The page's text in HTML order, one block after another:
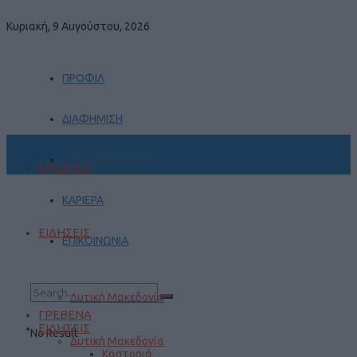
Κυριακή, 9 Αυγούστου, 2026
ΠΡΟΦΙΛ
ΔΙΑΦΗΜΙΣΗ
ΚΑΡΙΕΡΑ
ΕΠΙΚΟΙΝΩΝΙΑ
No Result
ΓΡΕΒΕΝΑ
ΕΙΔΗΣΕΙΣ
Δυτική Μακεδονία
ΓΡΕΒΕΝΑ
ΕΙΔΗΣΕΙΣ
Δυτική Μακεδονία
Καστοριά